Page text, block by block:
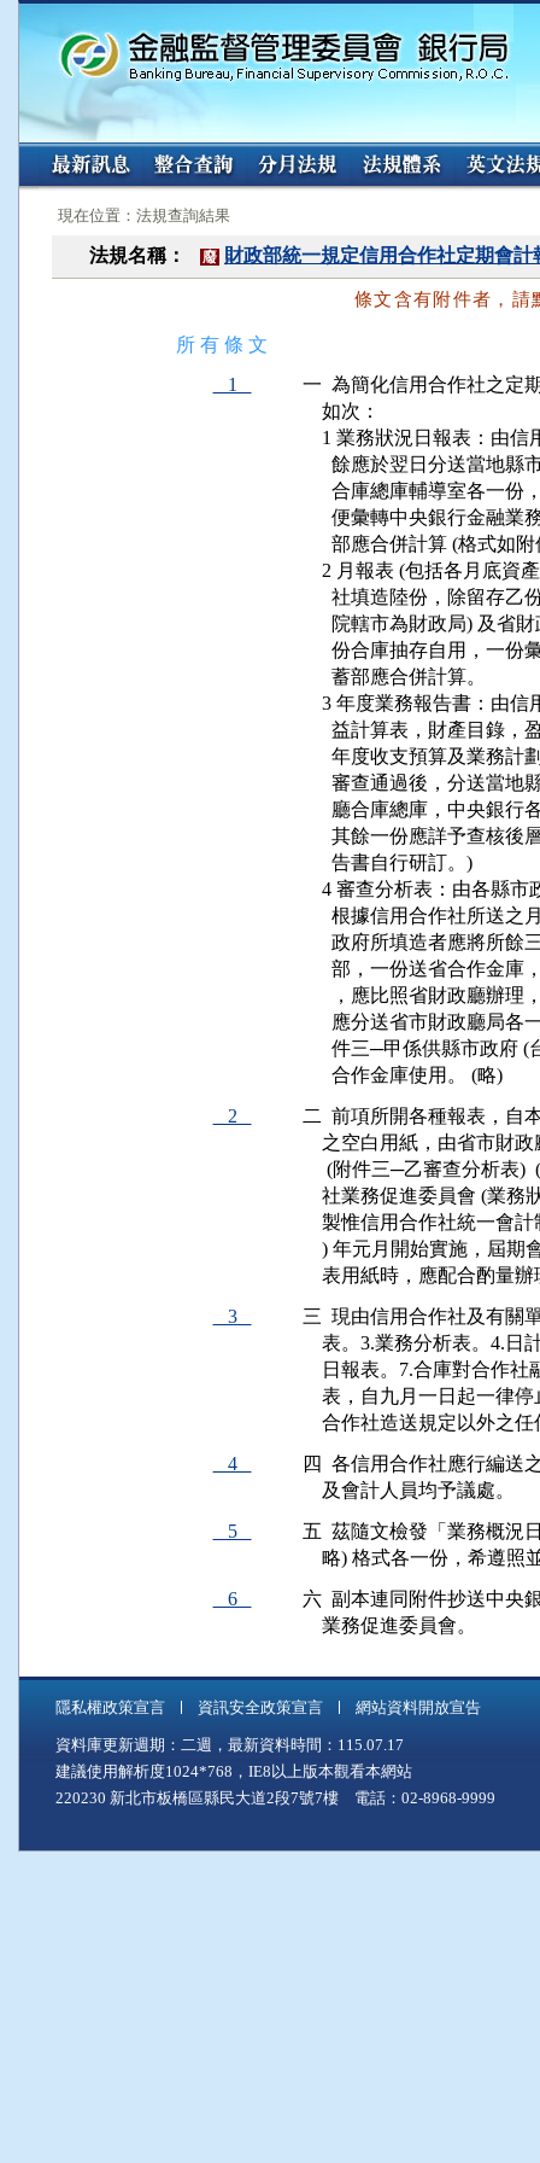
:::
現在位置：法規查詢結果
法規名稱： 廢 財政部統一規定信用合作社定期會
條文含有附件者，請
所 有 條 文
1
一  為簡化信用合作社之定
    如次：
1 業務狀況日報表：由
餘應於翌日分送當地
合庫總庫輔導室各一
便彙轉中央銀行金融
部應合併計算 (格式如
2 月報表 (包括各月底
社填造陸份，除留存
院轄市為財政局) 及
份合庫抽存自用，一
      蓄部應合併計算。
3 年度業務報告書：由
益計算表，財產目錄
年度收支預算及業務
審查通過後，分送當
廳合庫總庫，中央銀
其餘一份應詳予查核
      告書自行研訂。)
4 審查分析表：由各縣
根據信用合作社所送
政府所填造者應將所
部，一份送省合作金
，應比照省財政廳辦
應分送省市財政廳局
件三─甲係供縣市政府
      合作金庫使用。 (略)
2
二  前項所開各種報表，自
之空白用紙，由省市財
(附件三─乙審查分析表
社業務促進委員會 (業
製惟信用合作社統一會
) 年元月開始實施，屆
表用紙時，應配合酌量
3
三  現由信用合作社及有關
表。3.業務分析表。4.
日報表。7.合庫對合作
表，自九月一日起一律
合作社造送規定以外之
4
四  各信用合作社應行編送
    及會計人員均予議處。
5
五  茲隨文檢發「業務概況
略) 格式各一份，希遵照
6
六  副本連同附件抄送中央
    業務促進委員會。
隱私權政策宣言 資訊安全政策宣言 網站資料開放宣告
資料庫更新週期：二週，最新資料時間：115.07.17
建議使用解析度1024*768，IE8以上版本觀看本網站
220230 新北市板橋區縣民大道2段7號7樓 電話：02-8968-9999